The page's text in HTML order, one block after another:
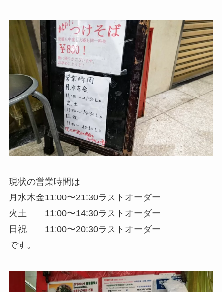
現状の営業時間は
月水木金11:00〜21:30ラストオーダー
火土 11:00〜14:30ラストオーダー
日祝 11:00〜20:30ラストオーダー
です。